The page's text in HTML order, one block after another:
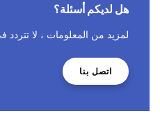
هل لديكم أسئلة؟
لمزيد من المعلومات ، لا تتردد
اتصل بنا